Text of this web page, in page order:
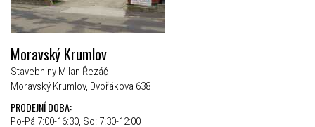
Moravský Krumlov
Stavebniny Milan Řezáč
Moravský Krumlov, Dvořákova 638
PRODEJNÍ DOBA:
Po-Pá 7:00-16:30, So: 7:30-12:00